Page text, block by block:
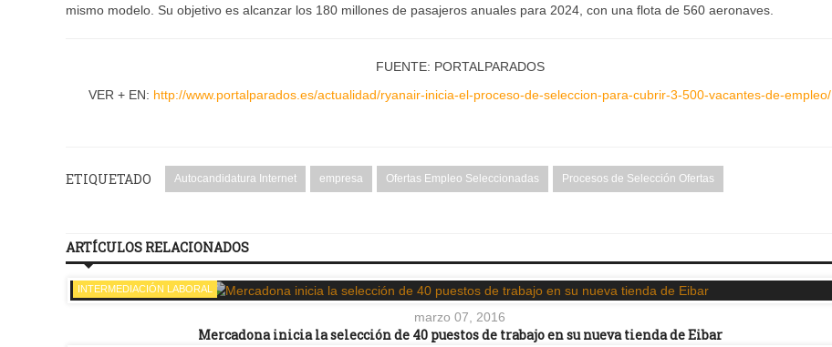
mismo modelo. Su objetivo es alcanzar los 180 millones de pasajeros anuales para 2024, con una flota de 560 aeronaves.
FUENTE: PORTALPARADOS
VER + EN: http://www.portalparados.es/actualidad/ryanair-inicia-el-proceso-de-seleccion-para-cubrir-3-500-vacantes-de-empleo/
ETIQUETADO Autocandidatura Internet empresa Ofertas Empleo Seleccionadas Procesos de Selección Ofertas
ARTÍCULOS RELACIONADOS
INTERMEDIACIÓN LABORAL
marzo 07, 2016
Mercadona inicia la selección de 40 puestos de trabajo en su nueva tienda de Eibar